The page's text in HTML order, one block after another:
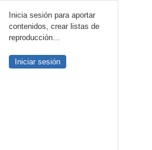
Inicia sesión para aportar
contenidos, crear listas de
reproducción...
Iniciar sesión